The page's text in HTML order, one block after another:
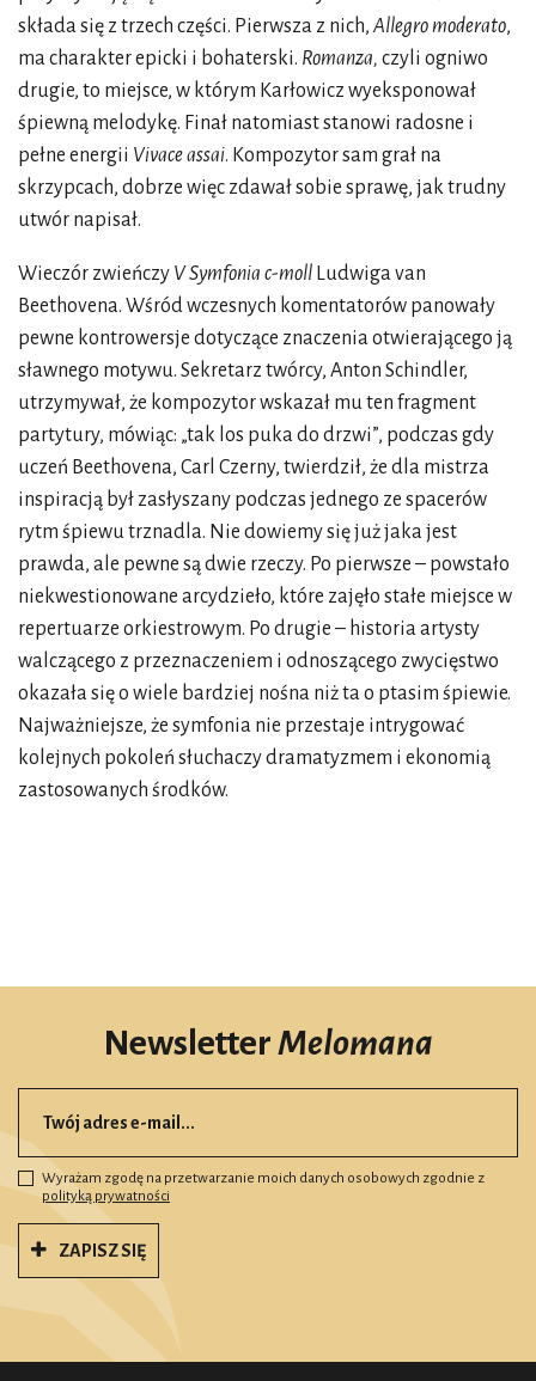
składa się z trzech części. Pierwsza z nich, Allegro moderato,
ma charakter epicki i bohaterski. Romanza, czyli ogniwo
drugie, to miejsce, w którym Karłowicz wyeksponował
śpiewną melodykę. Finał natomiast stanowi radosne i
pełne energii Vivace assai. Kompozytor sam grał na
skrzypcach, dobrze więc zdawał sobie sprawę, jak trudny
utwór napisał.
Wieczór zwieńczy V Symfonia c-moll Ludwiga van
Beethovena. Wśród wczesnych komentatorów panowały
pewne kontrowersje dotyczące znaczenia otwierającego ją
sławnego motywu. Sekretarz twórcy, Anton Schindler,
utrzymywał, że kompozytor wskazał mu ten fragment
partytury, mówiąc: „tak los puka do drzwi”, podczas gdy
uczeń Beethovena, Carl Czerny, twierdził, że dla mistrza
inspiracją był zasłyszany podczas jednego ze spacerów
rytm śpiewu trznadla. Nie dowiemy się już jaka jest
prawda, ale pewne są dwie rzeczy. Po pierwsze – powstało
niekwestionowane arcydzieło, które zajęło stałe miejsce w
repertuarze orkiestrowym. Po drugie – historia artysty
walczącego z przeznaczeniem i odnoszącego zwycięstwo
okazała się o wiele bardziej nośna niż ta o ptasim śpiewie.
Najważniejsze, że symfonia nie przestaje intrygować
kolejnych pokoleń słuchaczy dramatyzmem i ekonomią
zastosowanych środków.
NewsletterMelomana
Wyrażam zgodę na przetwarzanie moich danych osobowych zgodnie z
polityką prywatności
ZAPISZ SIĘ